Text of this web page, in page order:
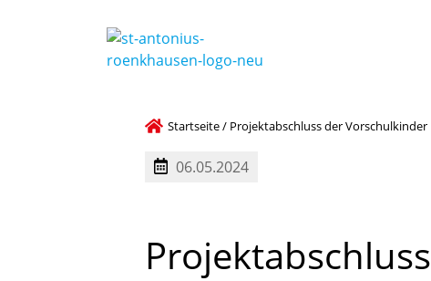
Startseite/ Projektabschluss der Vorschulkinder
06.05.2024
Projektabschluss